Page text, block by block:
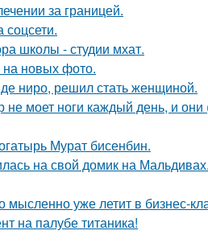
за границей.
школы - студии мхат.
на новых фото.
ниро, решил стать женщиной.
моет ноги каждый день, и они
Мурат бисенбин.
на свой домик на Мальдивах.
мысленно уже летит в бизнес-
на палубе титаника!